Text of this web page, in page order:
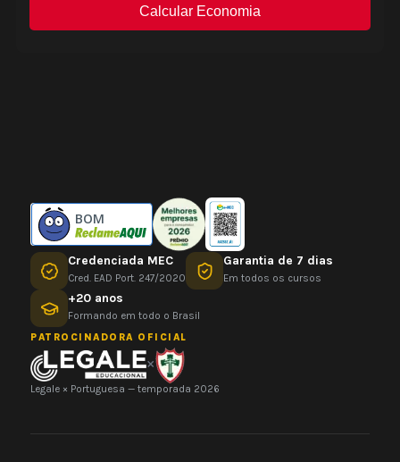
BOM
Credenciada MEC
Cred. EAD Port. 247/2020
Garantia de 7 dias
Em todos os cursos
+20 anos
Formando em todo o Brasil
PATROCINADORA OFICIAL
×
Legale × Portuguesa — temporada 2026